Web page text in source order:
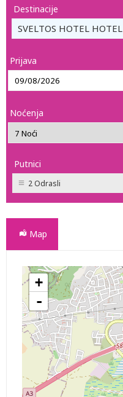
Destinacije
SVELTOS HOTEL HOTEL
Prijava
Noćenja
Putnici
2 Odrasli
Map
SVELTOS HOTEL HOTEL
+
-